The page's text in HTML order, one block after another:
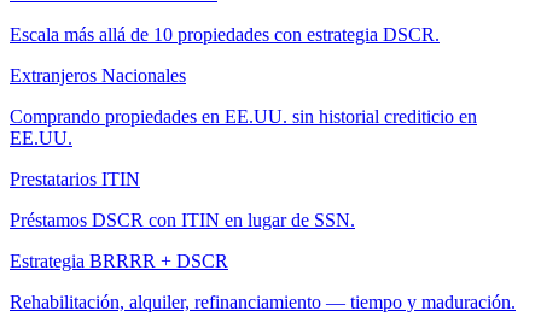
Escala más allá de 10 propiedades con estrategia DSCR.
Extranjeros Nacionales
Comprando propiedades en EE.UU. sin historial crediticio en
EE.UU.
Prestatarios ITIN
Préstamos DSCR con ITIN en lugar de SSN.
Estrategia BRRRR + DSCR
Rehabilitación, alquiler, refinanciamiento — tiempo y maduración.